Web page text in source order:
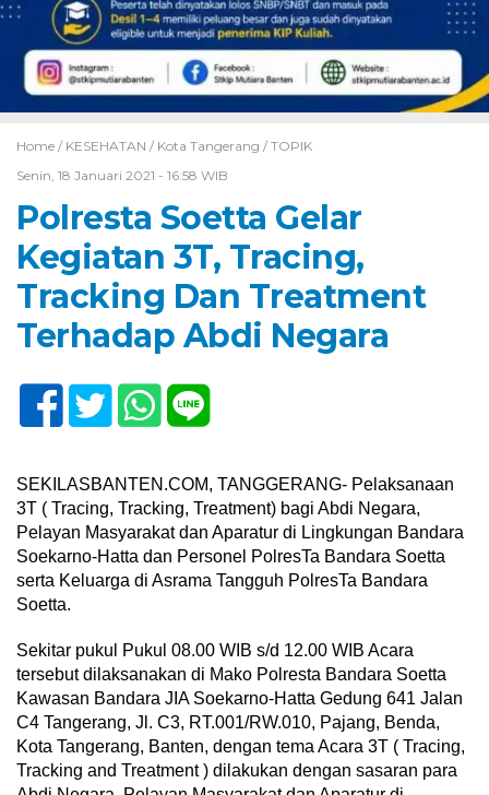
Home / KESEHATAN / Kota Tangerang / TOPIK
Senin, 18 Januari 2021 - 16:58 WIB
Polresta Soetta Gelar
Kegiatan 3T, Tracing,
Tracking Dan Treatment
Terhadap Abdi Negara
SEKILASBANTEN.COM, TANGGERANG- Pelaksanaan
3T ( Tracing, Tracking, Treatment) bagi Abdi Negara,
Pelayan Masyarakat dan Aparatur di Lingkungan Bandara
Soekarno-Hatta dan Personel PolresTa Bandara Soetta
serta Keluarga di Asrama Tangguh PolresTa Bandara
Soetta.
Sekitar pukul Pukul 08.00 WIB s/d 12.00 WIB Acara
tersebut dilaksanakan di Mako Polresta Bandara Soetta
Kawasan Bandara JIA Soekarno-Hatta Gedung 641 Jalan
C4 Tangerang, Jl. C3, RT.001/RW.010, Pajang, Benda,
Kota Tangerang, Banten, dengan tema Acara 3T ( Tracing,
Tracking and Treatment ) dilakukan dengan sasaran para